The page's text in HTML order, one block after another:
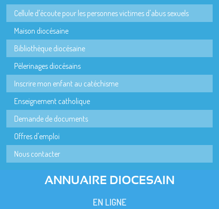
Cellule d'écoute pour les personnes victimes d'abus sexuels
Maison diocésaine
Bibliothèque diocésaine
Pèlerinages diocésains
Inscrire mon enfant au catéchisme
Enseignement catholique
Demande de documents
Offres d'emploi
Nous contacter
ANNUAIRE DIOCESAIN
EN LIGNE